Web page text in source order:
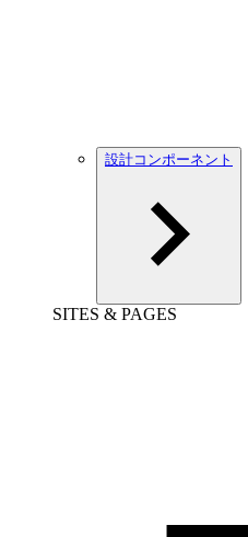
設計コンポーネント
SITES & PAGES